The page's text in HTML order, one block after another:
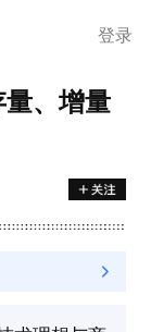
登录
、增量